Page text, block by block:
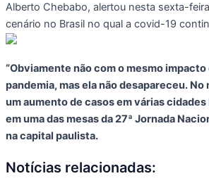
Alberto Chebabo, alertou nesta sexta-
cenário no Brasil no qual a covid-19
“Obviamente não com o mesmo
pandemia, mas ela não desapareceu.
um aumento de casos em várias cidades
em uma das mesas da 27ª Jornada
na capital paulista.
Notícias relacionadas: